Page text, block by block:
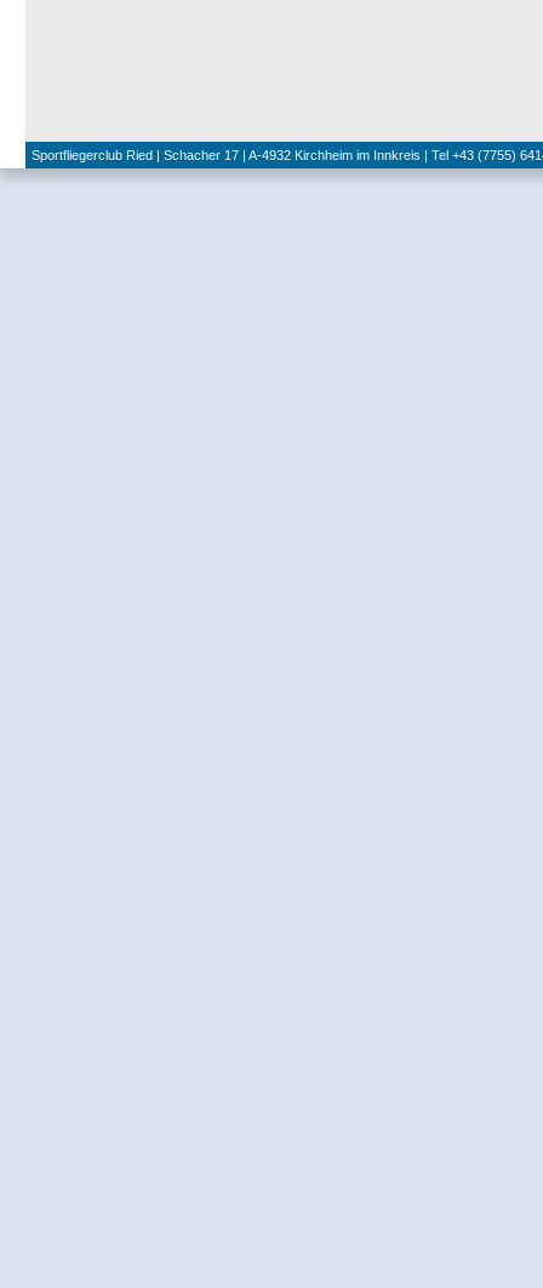
Sportfliegerclub Ried | Schacher 17 | A-4932 Kirchheim im Innkreis | Tel +43 (7755)